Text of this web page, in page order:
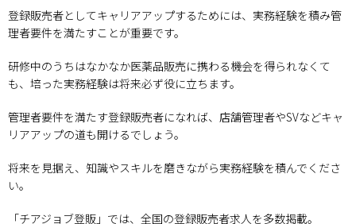
登録販売者としてキャリアアップするためには、実務経験を積み管
理者要件を満たすことが重要です。
研修中のうちはなかなか医薬品販売に携わる機会を得られなくて
も、培った実務経験は将来必ず役に立ちます。
管理者要件を満たす登録販売者になれば、店舗管理者やSVなどキャ
リアアップの道も開けるでしょう。
将来を見据え、知識やスキルを磨きながら実務経験を積んでくださ
い。
「チアジョブ登販」では、全国の登録販売者求人を多数掲載。